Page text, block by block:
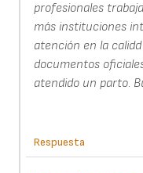
profesionales
más instituciones
atención en la
documentos
atendido un parto.
Respuesta